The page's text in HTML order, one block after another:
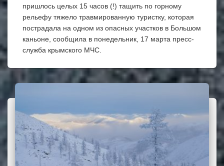
пришлось целых 15 часов (!) тащить по горному
рельефу тяжело травмированную туристку, которая
пострадала на одном из опасных участков в Большом
каньоне, сообщила в понедельник, 17 марта пресс-
служба крымского МЧС.